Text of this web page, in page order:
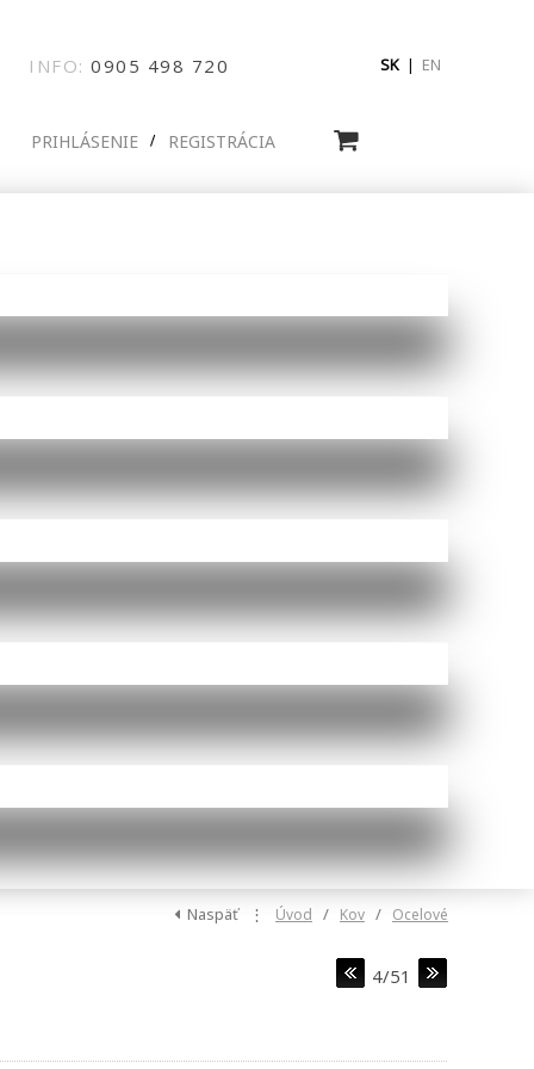
INFO: 0905 498 720 SK | EN
PRIHLÁSENIE REGISTRÁCIA
Naspäť ⋮ Úvod / Kov / Ocelové
4/51